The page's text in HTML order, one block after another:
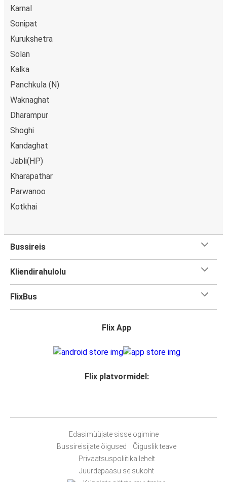
Karnal
Sonipat
Kurukshetra
Solan
Kalka
Panchkula (N)
Waknaghat
Dharampur
Shoghi
Kandaghat
Jabli(HP)
Kharapathar
Parwanoo
Kotkhai
Bussireis
Kliendirahulolu
FlixBus
Flix App
Flix platvormidel:
Edasimüüjate sisselogimine
Bussireisijate õigused
Õiguslik teave
Privaatsuspoliitika lehelt
Juurdepääsu seisukoht